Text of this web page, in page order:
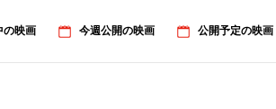
の映画 今週公開の映画 公開予定の映画